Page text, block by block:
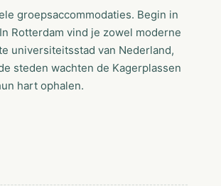
groepsaccommodaties. Begin in
Rotterdam vind je zowel moderne
universiteitsstad van Nederland,
steden wachten de Kagerplassen
hart ophalen.